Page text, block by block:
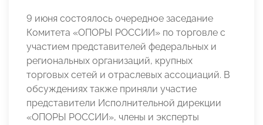
9 июня состоялось очередное заседание
Комитета «ОПОРЫ РОССИИ» по торговле с
участием представителей федеральных и
региональных организаций, крупных
торговых сетей и отраслевых ассоциаций. В
обсуждениях также приняли участие
представители Исполнительной дирекции
«ОПОРЫ РОССИИ», члены и эксперты